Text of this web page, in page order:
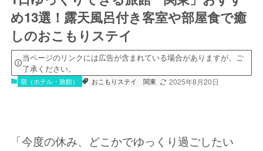
め13選！露天風呂付き客室や部屋食で癒
しのおこもりステイ
当ページのリンクには広告が含まれている場合がありますが、ご
了承ください。
宿（ホテル・旅館） おこもりステイ 関東 2025年8月20日
「今度の休み、どこかでゆっくり過ごしたい